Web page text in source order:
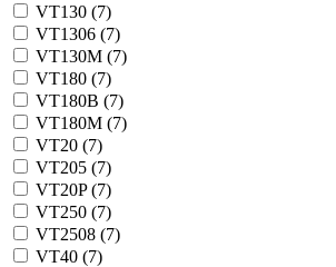
VT130 (7)
VT1306 (7)
VT130M (7)
VT180 (7)
VT180B (7)
VT180M (7)
VT20 (7)
VT205 (7)
VT20P (7)
VT250 (7)
VT2508 (7)
VT40 (7)